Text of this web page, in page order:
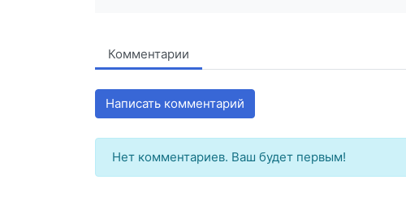
Комментарии
Написать комментарий
Нет комментариев. Ваш будет первым!